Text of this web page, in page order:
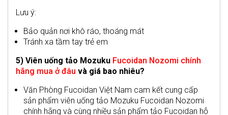
Lưu ý:
Bảo quản nơi khô ráo, thoáng mát
Tránh xa tầm tay trẻ em
5) Viên uống tảo Mozuku Fucoidan Nozomi chính
hãng mua ở đâu và giá bao nhiêu?
Văn Phòng Fucoidan Việt Nam cam kết cung cấp
sản phẩm viên uống tảo Mozuku Fucoidan Nozomi
chính hãng và cùng nhiều sản phẩm tảo Fucoidan hỗ